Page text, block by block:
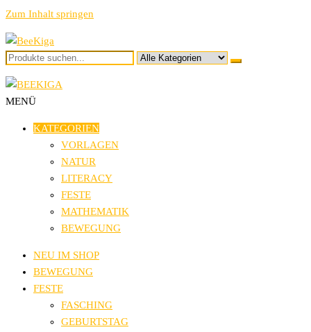
Zum Inhalt springen
BeeKiga
Ideen und Vorlagen für den Kindergarten
MENÜ
KATEGORIEN
VORLAGEN
NATUR
LITERACY
FESTE
MATHEMATIK
BEWEGUNG
NEU IM SHOP
BEWEGUNG
FESTE
FASCHING
GEBURTSTAG